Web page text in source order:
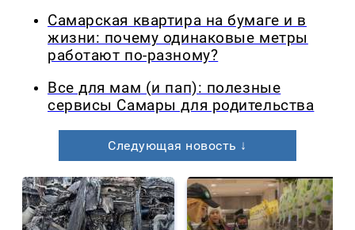
Самарская квартира на бумаге и в
жизни: почему одинаковые метры
работают по-разному?
Все для мам (и пап): полезные
сервисы Самары для родительства
Следующая новость ↓